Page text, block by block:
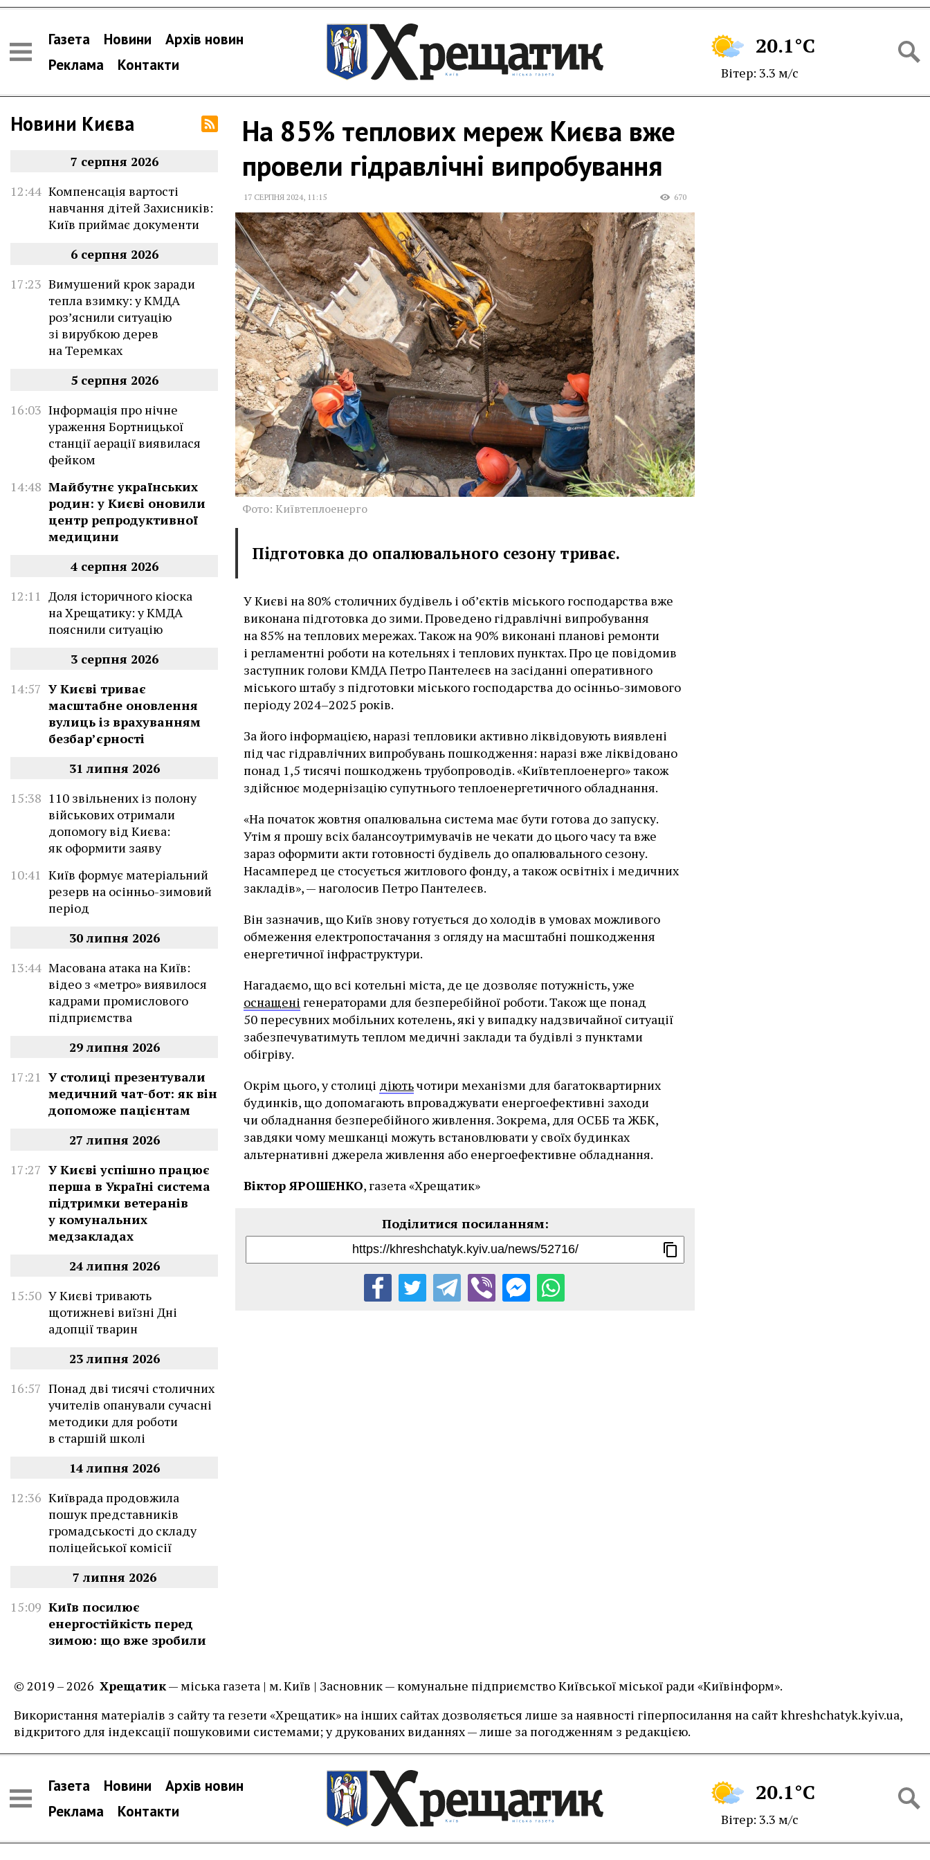
Газета Новини
Архів новин
Реклама
Контакти
20.1°C
Вітер: 3.3 м/с
Новини Києва
7 серпня 2026
12:44 Компенсація вартості
навчання дітей Захисників:
Київ приймає документи
6 серпня 2026
17:23 Вимушений крок заради
тепла взимку: у КМДА
роз’яснили ситуацію
зі вирубкою дерев
на Теремках
5 серпня 2026
16:03 Інформація про нічне
ураження Бортницької
станції аерації виявилася
фейком
14:48 Майбутнє українських
родин: у Києві оновили
центр репродуктивної
медицини
4 серпня 2026
12:11 Доля історичного кіоска
на Хрещатику: у КМДА
пояснили ситуацію
3 серпня 2026
14:57 У Києві триває
масштабне оновлення
вулиць із врахуванням
безбар’єрності
31 липня 2026
15:38 110 звільнених із полону
військових отримали
допомогу від Києва:
як оформити заяву
10:41 Київ формує матеріальний
резерв на осінньо-зимовий
період
30 липня 2026
13:44 Масована атака на Київ:
відео з «метро» виявилося
кадрами промислового
підприємства
29 липня 2026
17:21 У столиці презентували
медичний чат-бот: як він
допоможе пацієнтам
27 липня 2026
17:27 У Києві успішно працює
перша в Україні система
підтримки ветеранів
у комунальних
медзакладах
24 липня 2026
15:50 У Києві тривають
щотижневі виїзні Дні
адопції тварин
23 липня 2026
16:57 Понад дві тисячі столичних
учителів опанували сучасні
методики для роботи
в старшій школі
14 липня 2026
12:36 Київрада продовжила
пошук представників
громадськості до складу
поліцейської комісії
7 липня 2026
15:09 Київ посилює
енергостійкість перед
зимою: що вже зробили
На 85% теплових мереж Києва вже
провели гідравлічні випробування
17 СЕРПНЯ 2024, 11:15 670
Фото: Київтеплоенерго
Підготовка до опалювального сезону триває.
У Києві на 80% столичних будівель і об’єктів міського господарства вже
виконана підготовка до зими. Проведено гідравлічні випробування
на 85% на теплових мережах. Також на 90% виконані планові ремонти
і регламентні роботи на котельнях і теплових пунктах. Про це повідомив
заступник голови КМДА Петро Пантелеєв на засіданні оперативного
міського штабу з підготовки міського господарства до осінньо-зимового
періоду 2024–2025 років.
За його інформацією, наразі тепловики активно ліквідовують виявлені
під час гідравлічних випробувань пошкодження: наразі вже ліквідовано
понад 1,5 тисячі пошкоджень трубопроводів. «Київтеплоенерго» також
здійснює модернізацію супутнього теплоенергетичного обладнання.
«На початок жовтня опалювальна система має бути готова до запуску.
Утім я прошу всіх балансоутримувачів не чекати до цього часу та вже
зараз оформити акти готовності будівель до опалювального сезону.
Насамперед це стосується житлового фонду, а також освітніх і медичних
закладів», — наголосив Петро Пантелеєв.
Він зазначив, що Київ знову готується до холодів в умовах можливого
обмеження електропостачання з огляду на масштабні пошкодження
енергетичної інфраструктури.
Нагадаємо, що всі котельні міста, де це дозволяє потужність, уже
оснащені генераторами для безперебійної роботи. Також ще понад
50 пересувних мобільних котелень, які у випадку надзвичайної ситуації
забезпечуватимуть теплом медичні заклади та будівлі з пунктами
обігріву.
Окрім цього, у столиці діютьчотири механізми для багатоквартирних
будинків, що допомагають впроваджувати енергоефективні заходи
чи обладнання безперебійного живлення. Зокрема, для ОСББ та ЖБК,
завдяки чому мешканці можуть встановлювати у своїх будинках
альтернативні джерела живлення або енергоефективне обладнання.
Віктор ЯРОШЕНКО, газета «Хрещатик»
© 2019 – 2026 Хрещатик— міська газета | м. Київ | Засновник — комунальне підприємство Київської міської ради «Київінформ».
Використання матеріалів з сайту та гезети «Хрещатик» на інших сайтах дозволяється лише за наявності гіперпосилання на сайт khreshchatyk.kyiv.ua,
відкритого для індексації пошуковими системами; у друкованих виданнях — лише за погодженням з редакцією.
Газета Новини
Архів новин
Реклама
Контакти
20.1°C
Вітер: 3.3 м/с